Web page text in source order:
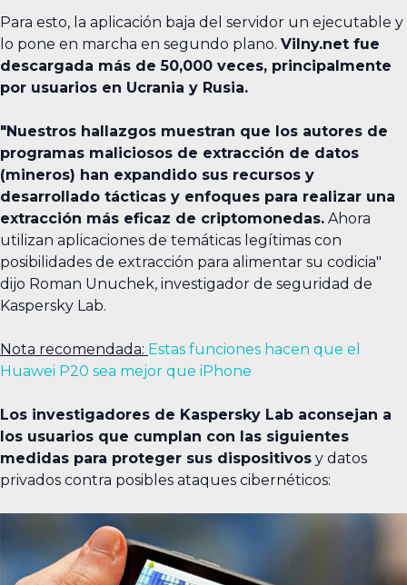
Para esto, la aplicación baja del servidor un ejecutable y
lo pone en marcha en segundo plano. Vilny.net fue
descargada más de 50,000 veces, principalmente
por usuarios en Ucrania y Rusia.
"Nuestros hallazgos muestran que los autores de
programas maliciosos de extracción de datos
(mineros) han expandido sus recursos y
desarrollado tácticas y enfoques para realizar una
extracción más eficaz de criptomonedas. Ahora
utilizan aplicaciones de temáticas legítimas con
posibilidades de extracción para alimentar su codicia"
dijo Roman Unuchek, investigador de seguridad de
Kaspersky Lab.
Nota recomendada: Estas funciones hacen que el
Huawei P20 sea mejor que iPhone
Los investigadores de Kaspersky Lab aconsejan a
los usuarios que cumplan con las siguientes
medidas para proteger sus dispositivos y datos
privados contra posibles ataques cibernéticos: